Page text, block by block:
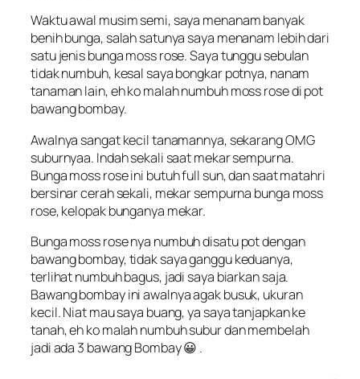
Waktu awal musim semi, saya menanam banyak
benih bunga, salah satunya saya menanam lebih dari
satu jenis bunga moss rose. Saya tunggu sebulan
tidak numbuh, kesal saya bongkar potnya, nanam
tanaman lain, eh ko malah numbuh moss rose di pot
bawang bombay.
Awalnya sangat kecil tanamannya, sekarang OMG
suburnyaa. Indah sekali saat mekar sempurna.
Bunga moss rose ini butuh full sun, dan saat matahri
bersinar cerah sekali, mekar sempurna bunga moss
rose, kelopak bunganya mekar.
Bunga moss rose nya numbuh disatu pot dengan
bawang bombay, tidak saya ganggu keduanya,
terlihat numbuh bagus, jadi saya biarkan saja.
Bawang bombay ini awalnya agak busuk, ukuran
kecil. Niat mau saya buang, ya saya tanjapkan ke
tanah, eh ko malah numbuh subur dan membelah
jadi ada 3 bawang Bombay 😀 .